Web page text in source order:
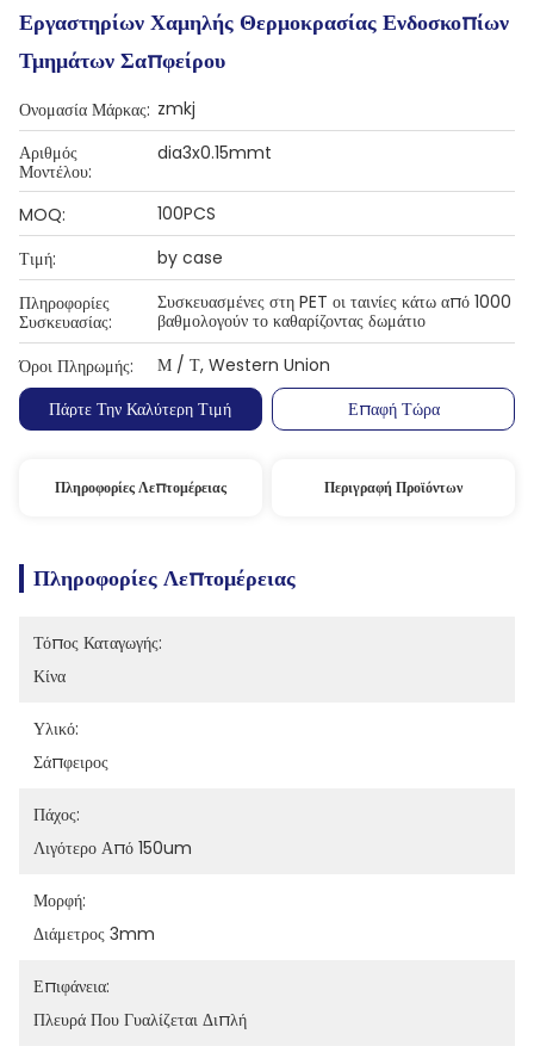
Εργαστηρίων Χαμηλής Θερμοκρασίας Ενδοσκοπίων
Τμημάτων Σαπφείρου
Ονομασία Μάρκας: zmkj
Αριθμός
Μοντέλου:
dia3x0.15mmt
MOQ:
100PCS
Τιμή:
by case
Πληροφορίες
Συσκευασίας:
Συσκευασμένες στη PET οι ταινίες κάτω από 1000
βαθμολογούν το καθαρίζοντας δωμάτιο
Όροι Πληρωμής:
Μ / Τ, Western Union
Πάρτε Την Καλύτερη Τιμή
Επαφή Τώρα
Πληροφορίες Λεπτομέρειας Περιγραφή Προϊόντων
Πληροφορίες Λεπτομέρειας
Τόπος Καταγωγής:
Κίνα
Υλικό:
Σάπφειρος
Πάχος:
Λιγότερο Από 150um
Μορφή:
Διάμετρος 3mm
Επιφάνεια:
Πλευρά Που Γυαλίζεται Διπλή